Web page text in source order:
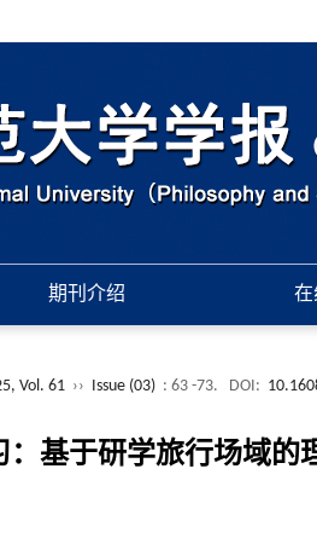
期刊介绍 在
Vol. 61 ›› Issue (03) : 63 -73. DOI:
基于研学旅行场域的